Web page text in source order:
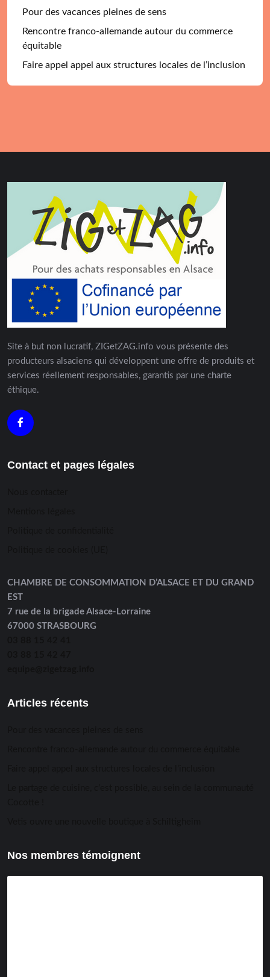
Pour des vacances pleines de sens
Rencontre franco-allemande autour du commerce
équitable
Faire appel appel aux structures locales de l’inclusion
Site à but non lucratif, ZIGetZAG.info vous présente des
producteurs alsaciens qui développent une offre de produits et
services réellement responsables, garantis par une charte
éthique.
Contact et pages légales
CHAMBRE DE CONSOMMATION D’ALSACE ET DU GRAND
EST
7 rue de la brigade Alsace-Lorraine
67000 STRASBOURG
Articles récents
Nos membres témoignent